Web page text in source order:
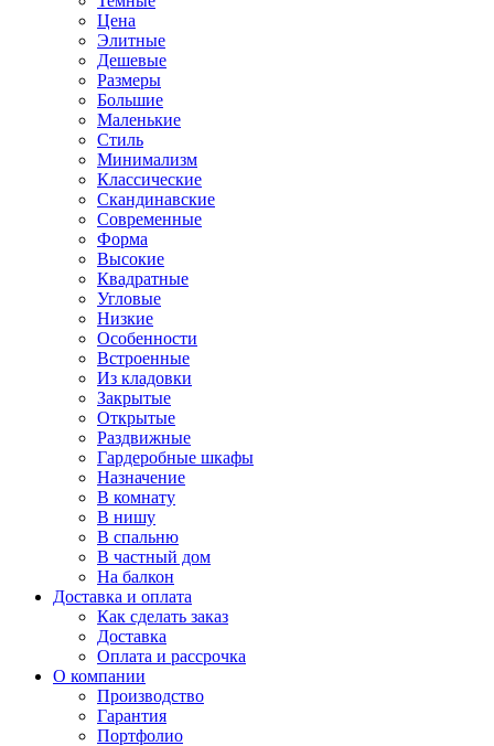
Цена
Элитные
Дешевые
Размеры
Большие
Маленькие
Стиль
Минимализм
Классические
Скандинавские
Современные
Форма
Высокие
Квадратные
Угловые
Низкие
Особенности
Встроенные
Из кладовки
Закрытые
Открытые
Раздвижные
Гардеробные шкафы
Назначение
В комнату
В нишу
В спальню
В частный дом
На балкон
Доставка и оплата
Как сделать заказ
Доставка
Оплата и рассрочка
О компании
Производство
Гарантия
Портфолио